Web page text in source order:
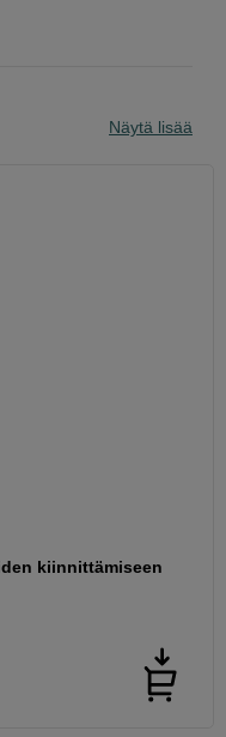
Näytä lisää
kiinnittämiseen